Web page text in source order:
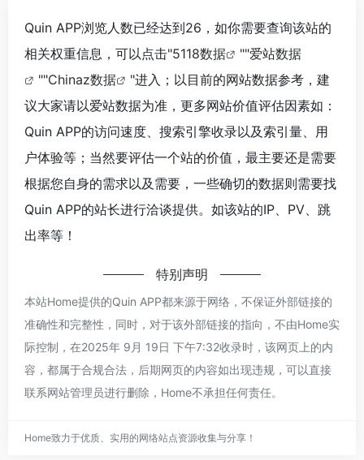
Quin APP浏览人数已经达到26，如你需要查询该站的
相关权重信息，可以点击"5118数据 ""爱站数据
""Chinaz数据
"进入；以目前的网站数据参考，建
议大家请以爱站数据为准，更多网站价值评估因素如：
Quin APP的访问速度、搜索引擎收录以及索引量、用
户体验等；当然要评估一个站的价值，最主要还是需要
根据您自身的需求以及需要，一些确切的数据则需要找
Quin APP的站长进行洽谈提供。如该站的IP、PV、跳
出率等！
特别声明
本站Home提供的Quin APP都来源于网络，不保证外部链接的
准确性和完整性，同时，对于该外部链接的指向，不由Home实
际控制，在2025年 9月 19日 下午7:32收录时，该网页上的内
容，都属于合规合法，后期网页的内容如出现违规，可以直接
联系网站管理员进行删除，Home不承担任何责任。
Home致力于优质、实用的网络站点资源收集与分享！